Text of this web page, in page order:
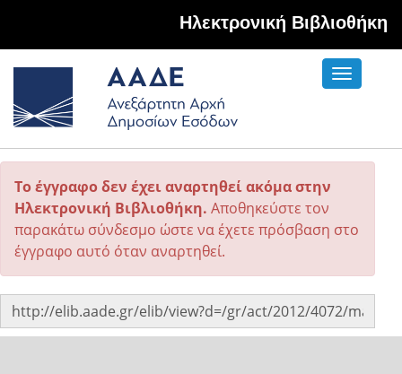
Hλεκτρονική Βιβλιοθήκη
Toggle
Το έγγραφο δεν έχει αναρτηθεί ακόμα στην
Ηλεκτρονική Βιβλιοθήκη. Αποθηκεύστε τον
παρακάτω σύνδεσμο ώστε να έχετε πρόσβαση στο
έγγραφο αυτό όταν αναρτηθεί.